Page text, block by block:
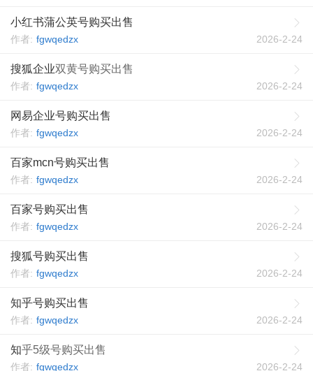
小红书蒲公英号购买出售
2026-2-24
作者: fgwqedzx
搜狐企业双黄号购买出售
2026-2-24
作者: fgwqedzx
网易企业号购买出售
2026-2-24
作者: fgwqedzx
百家mcn号购买出售
2026-2-24
作者: fgwqedzx
百家号购买出售
2026-2-24
作者: fgwqedzx
搜狐号购买出售
2026-2-24
作者: fgwqedzx
知乎号购买出售
2026-2-24
作者: fgwqedzx
知乎5级号购买出售
2026-2-24
作者: fgwqedzx